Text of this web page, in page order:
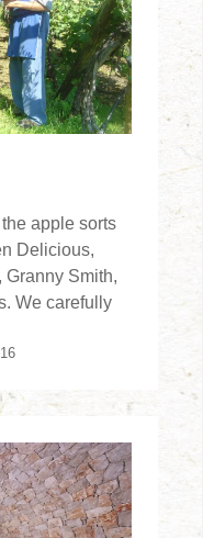
apple sorts
Delicious,
Granny Smith,
We carefully